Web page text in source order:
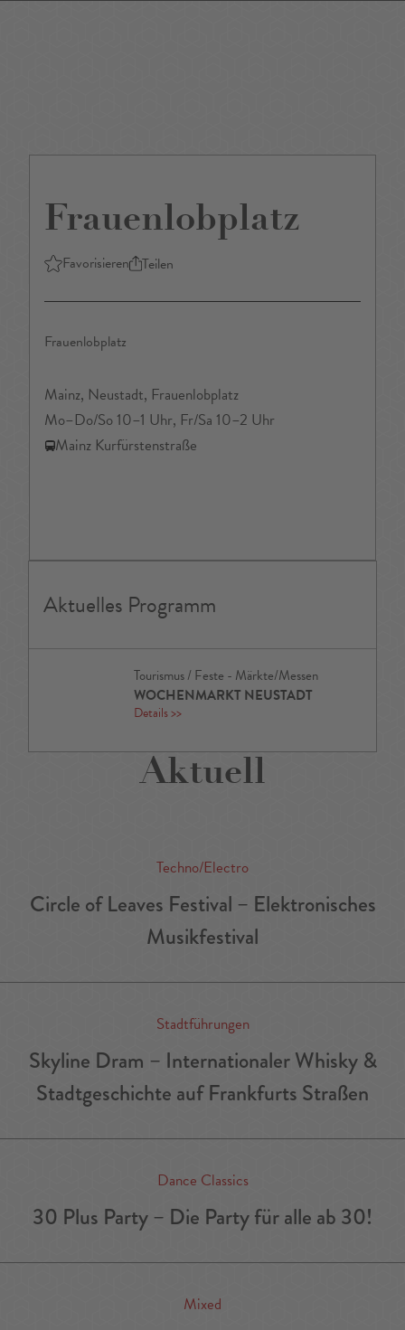
Frauenlobplatz
Favorisieren Teilen
Frauenlobplatz
Mainz, Neustadt, Frauenlobplatz
Mo–Do/So 10–1 Uhr, Fr/Sa 10–2 Uhr
Mainz Kurfürstenstraße
Aktuelles Programm
Tourismus / Feste - Märkte/Messen
WOCHENMARKT NEUSTADT
Details>>
Aktuell
Techno/Electro
Circle of Leaves Festival – Elektronisches
Musikfestival
Stadtführungen
Skyline Dram – Internationaler Whisky &
Stadtgeschichte auf Frankfurts Straßen
Dance Classics
30 Plus Party – Die Party für alle ab 30!
Mixed